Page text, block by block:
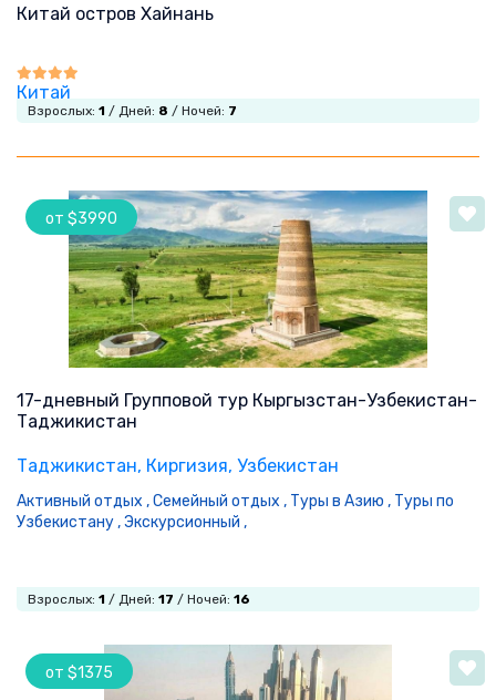
Китай остров Хайнань
Китай
Взрослых: 1 / Дней: 8 / Ночей: 7
от $3990
17-дневный Групповой тур Кыргызстан-Узбекистан-
Таджикистан
Таджикистан, Киргизия, Узбекистан
Активный отдых ,Семейный отдых , Туры в Азию , Туры по
Узбекистану ,Экскурсионный ,
Взрослых: 1 / Дней: 17 / Ночей: 16
от $1375